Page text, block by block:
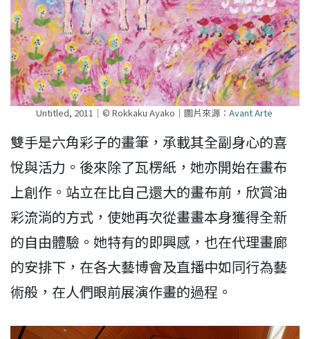
Untitled, 2011｜© Rokkaku Ayako｜圖片來源： Avant Arte
雙手是六角彩子的畫筆，承載其全副身心的喜
悅與活力。後來除了瓦楞紙，她亦開始在畫布
上創作。站立在比自己還大的畫布前，欣賞油
彩流淌的方式，使她再次從畫畫本身獲得全新
的自由體驗。她特有的即興感，也在代理畫廊
的安排下，在各大藝博會及直播中如同行為藝
術般，在人們眼前展演作畫的過程。